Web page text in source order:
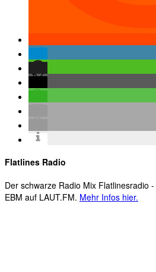
Flatlines Radio
Der schwarze Radio Mix Flatlinesradio
EBM auf LAUT.FM. Mehr Infos hier.